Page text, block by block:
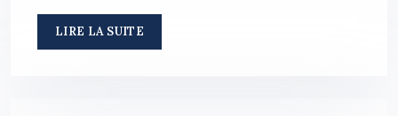
LIRE LA SUITE